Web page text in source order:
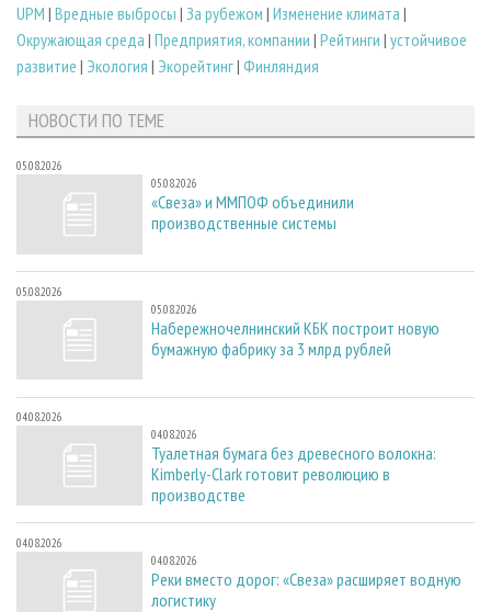
UPM | Вредные выбросы | За рубежом | Изменение климата |
Окружающая среда | Предприятия, компании | Рейтинги | устойчивое
развитие | Экология | Экорейтинг| Финляндия
НОВОСТИ ПО ТЕМЕ
05.08.2026
05.08.2026
«Свеза» и ММПОФ объединили
производственные системы
05.08.2026
05.08.2026
Набережночелнинский КБК построит новую
бумажную фабрику за 3 млрд рублей
04.08.2026
04.08.2026
Туалетная бумага без древесного волокна:
Kimberly-Clark готовит революцию в
производстве
04.08.2026
04.08.2026
Реки вместо дорог: «Свеза» расширяет водную
логистику